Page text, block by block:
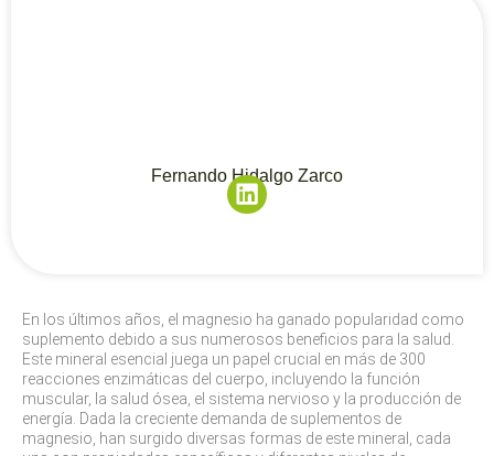
Fernando Hidalgo Zarco
En los últimos años, el magnesio ha ganado popularidad como
suplemento debido a sus numerosos beneficios para la salud.
Este mineral esencial juega un papel crucial en más de 300
reacciones enzimáticas del cuerpo, incluyendo la función
muscular, la salud ósea, el sistema nervioso y la producción de
energía. Dada la creciente demanda de suplementos de
magnesio, han surgido diversas formas de este mineral, cada